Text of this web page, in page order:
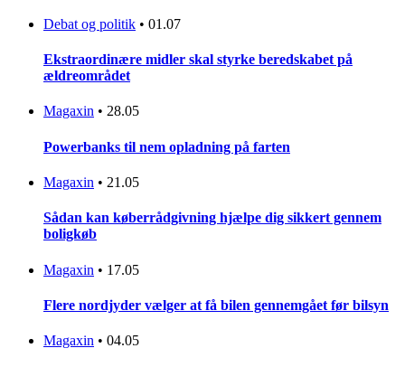
Debat og politik • 01.07
Ekstraordinære midler skal styrke beredskabet på
ældreområdet
Magaxin • 28.05
Powerbanks til nem opladning på farten
Magaxin • 21.05
Sådan kan køberrådgivning hjælpe dig sikkert gennem
boligkøb
Magaxin • 17.05
Flere nordjyder vælger at få bilen gennemgået før bilsyn
Magaxin • 04.05